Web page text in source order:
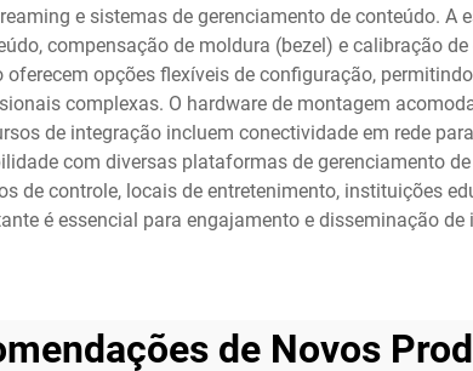
e sistemas de gerenciamento de conteúdo. A
compensação de moldura (bezel) e calibração
opções flexíveis de configuração,
complexas. O hardware de montagem
de integração incluem conectividade em rede
com diversas plataformas de gerenciamento
de controle, locais de entretenimento, instituições
é essencial para engajamento e disseminação de
de Novos